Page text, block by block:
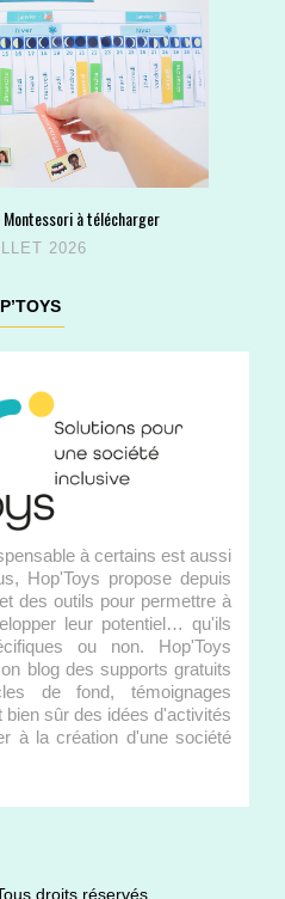
à télécharger
2026
à certains est aussi
Hop'Toys propose depuis
des outils pour permettre à
leur potentiel… qu'ils
ou non. Hop'Toys
blog des supports gratuits
de fond, témoignages
sûr des idées d'activités
à la création d'une société
droits réservés.